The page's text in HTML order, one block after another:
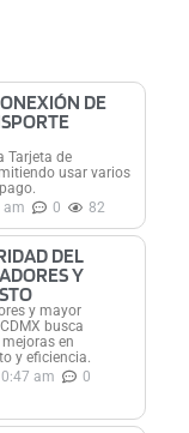
DE
Tarjeta de
usar varios
am 0 82
DEL
Y
y mayor
busca
en
y eficiencia.
am
0